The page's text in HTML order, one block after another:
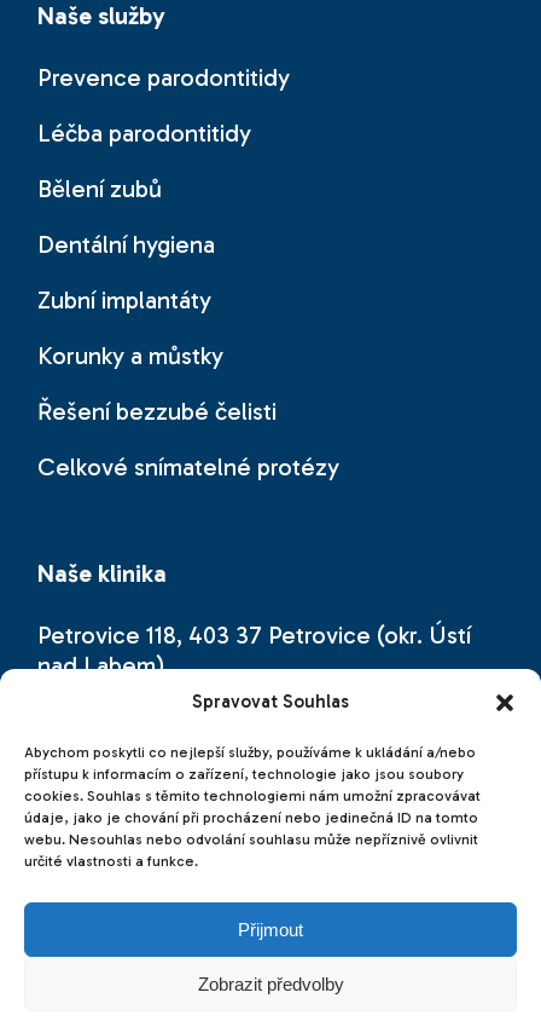
Spravovat Souhlas
Abychom poskytli co nejlepší služby, používáme k ukládání a/nebo
přístupu k informacím o zařízení, technologie jako jsou soubory
cookies. Souhlas s těmito technologiemi nám umožní zpracovávat
údaje, jako je chování při procházení nebo jedinečná ID na tomto
webu. Nesouhlas nebo odvolání souhlasu může nepříznivě ovlivnit
určité vlastnosti a funkce.
Přijmout
Zobrazit předvolby
Naše služby
Prevence parodontitidy
Léčba parodontitidy
Bělení zubů
Dentální hygiena
Zubní implantáty
Korunky a můstky
Řešení bezzubé čelisti
Celkové snímatelné protézy
Naše klinika
Petrovice 118, 403 37 Petrovice (okr. Ústí
nad Labem)
německé hranici (hraniční přechod
Petrovice – Bahratal, cca 20 km od
Drážďan).
emline - marketing online